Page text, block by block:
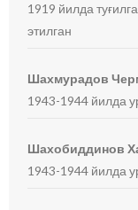
1919 йилда
этилган
Шахмурадов
1943-1944 йилда
Шахобиддинов
1943-1944 йилда